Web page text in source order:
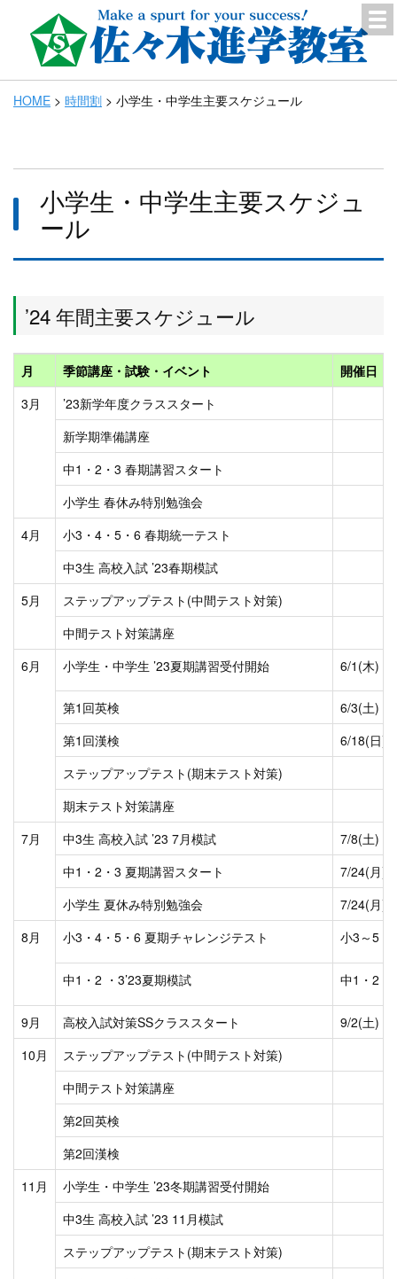
HOME > 時間割 > 小学生・中学生主要スケジュール
小学生・中学生主要スケジュ
ール
’24 年間主要スケジュール
月 季節講座・試験・イベント
開催日
3月
’23新学年度クラススタート
新学期準備講座
中1・2・3 春期講習スタート
小学生 春休み特別勉強会
4月
小3・4・5・6 春期統一テスト
中3生 高校入試 ’23春期模試
5月
ステップアップテスト(中間テスト対策)
中間テスト対策講座
6月
小学生・中学生 ’23夏期講習受付開始 6/1(木)
第1回英検
6/3(土)
第1回漢検
6/18(日)
ステップアップテスト(期末テスト対策)
期末テスト対策講座
7月
中3生 高校入試 ’23 7月模試
7/8(土)
中1・2・3 夏期講習スタート
7/24(月)
小学生 夏休み特別勉強会
7/24(月)
8月
小3・4・5・6 夏期チャレンジテスト 小3～5：
中1・2 ・3’23夏期模試 中1・2
9月 高校入試対策SSクラススタート
9/2(土)
10月
ステップアップテスト(中間テスト対策)
中間テスト対策講座
第2回英検
第2回漢検
11月
小学生・中学生 ’23冬期講習受付開始
中3生 高校入試 ’23 11月模試
ステップアップテスト(期末テスト対策)